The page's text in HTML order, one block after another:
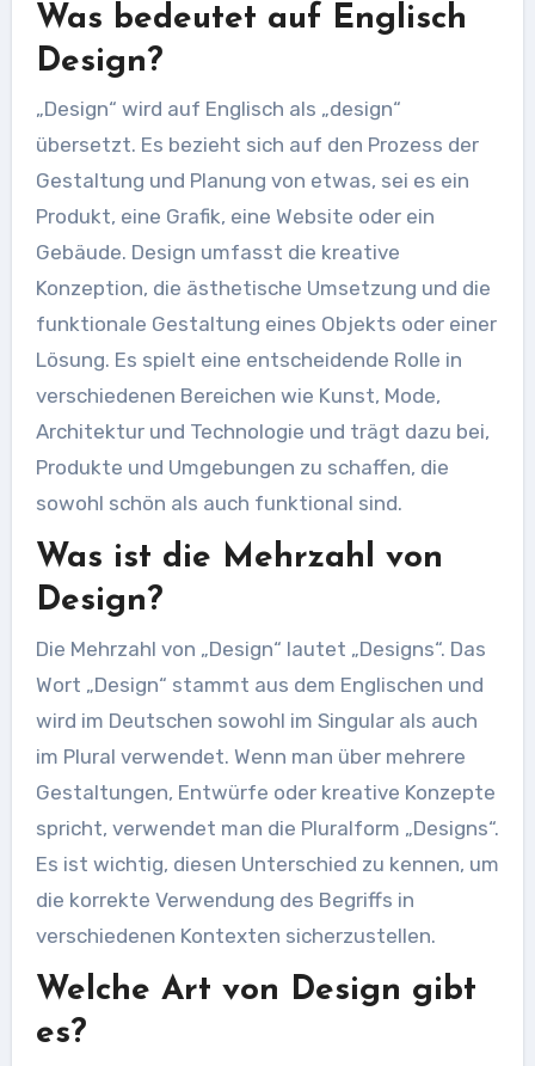
Was bedeutet auf Englisch
Design?
„Design“ wird auf Englisch als „design“
übersetzt. Es bezieht sich auf den Prozess der
Gestaltung und Planung von etwas, sei es ein
Produkt, eine Grafik, eine Website oder ein
Gebäude. Design umfasst die kreative
Konzeption, die ästhetische Umsetzung und die
funktionale Gestaltung eines Objekts oder einer
Lösung. Es spielt eine entscheidende Rolle in
verschiedenen Bereichen wie Kunst, Mode,
Architektur und Technologie und trägt dazu bei,
Produkte und Umgebungen zu schaffen, die
sowohl schön als auch funktional sind.
Was ist die Mehrzahl von
Design?
Die Mehrzahl von „Design“ lautet „Designs“. Das
Wort „Design“ stammt aus dem Englischen und
wird im Deutschen sowohl im Singular als auch
im Plural verwendet. Wenn man über mehrere
Gestaltungen, Entwürfe oder kreative Konzepte
spricht, verwendet man die Pluralform „Designs“.
Es ist wichtig, diesen Unterschied zu kennen, um
die korrekte Verwendung des Begriffs in
verschiedenen Kontexten sicherzustellen.
Welche Art von Design gibt
es?